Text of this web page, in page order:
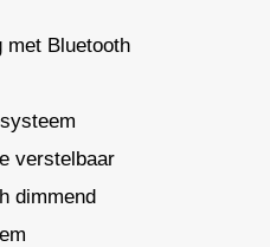
met Bluetooth
verstelbaar
dimmend